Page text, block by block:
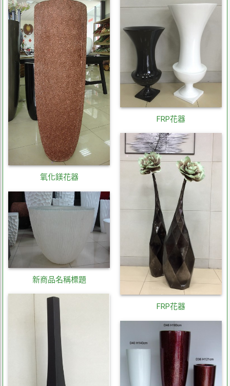
氧化鎂花器
FRP花器
FRP花器
新商品名稱標題